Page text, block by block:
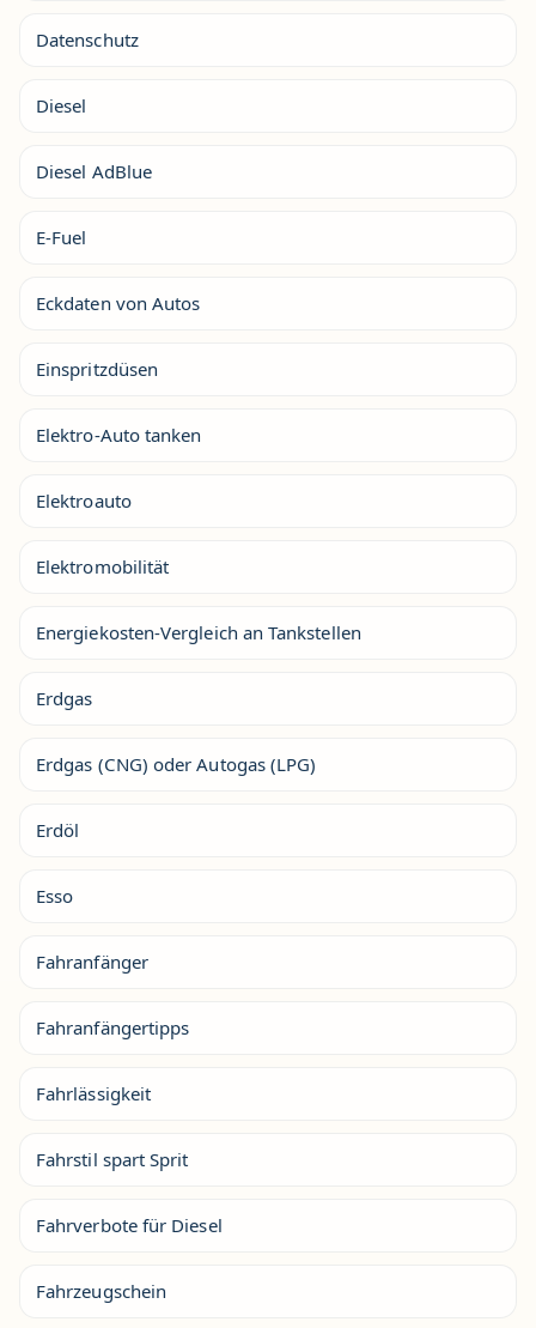
Datenschutz
Diesel
Diesel AdBlue
E-Fuel
Eckdaten von Autos
Einspritzdüsen
Elektro-Auto tanken
Elektroauto
Elektromobilität
Energiekosten-Vergleich an Tankstellen
Erdgas
Erdgas (CNG) oder Autogas (LPG)
Erdöl
Esso
Fahranfänger
Fahranfängertipps
Fahrlässigkeit
Fahrstil spart Sprit
Fahrverbote für Diesel
Fahrzeugschein